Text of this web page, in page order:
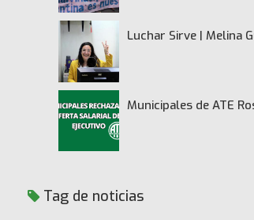
Luchar Sirve | Melina
Municipales de ATE
Tag de noticias